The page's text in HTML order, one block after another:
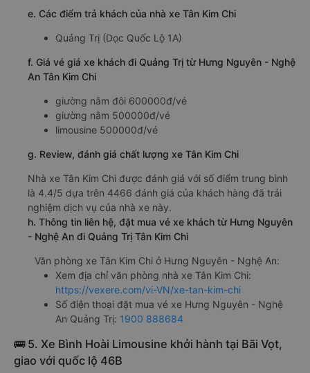
e. Các điểm trả khách của nhà xe Tân Kim Chi
Quảng Trị (Dọc Quốc Lộ 1A)
f. Giá vé giá xe khách đi Quảng Trị từ Hưng Nguyên - Nghệ
An Tân Kim Chi
giường nằm đôi 600000đ/vé
giường nằm 500000đ/vé
limousine 500000đ/vé
g. Review, đánh giá chất lượng xe Tân Kim Chi
Nhà xe Tân Kim Chi được đánh giá với số điểm trung bình
là 4.4/5 dựa trên 4466 đánh giá của khách hàng đã trải
nghiệm dịch vụ của nhà xe này.
h. Thông tin liên hệ, đặt mua vé xe khách từ Hưng Nguyên
- Nghệ An đi Quảng Trị Tân Kim Chi
Văn phòng xe Tân Kim Chi ở Hưng Nguyên - Nghệ An:
Xem địa chỉ văn phòng nhà xe Tân Kim Chi:
https://vexere.com/vi-VN/xe-tan-kim-chi
Số điện thoại đặt mua vé xe Hưng Nguyên - Nghệ
An Quảng Trị: 1900 888684
🚌 5. Xe Bình Hoài Limousine khởi hành tại Bãi Vọt,
giao với quốc lộ 46B